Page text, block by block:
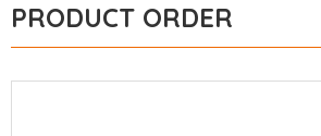
PRODUCT ORDER